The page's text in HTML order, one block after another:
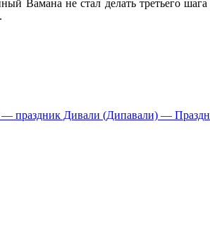
Вамана не стал делать третьего
праздник Дивали (Дипавали) —